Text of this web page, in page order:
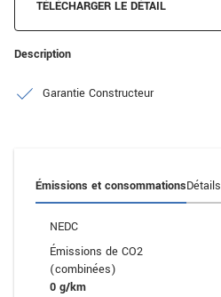
TÉLÉCHARGER LE DÉTAIL
Description
Garantie Constructeur
Émissions et consommationsDétails
NEDC
Émissions de CO2
(combinées)
0 g/km